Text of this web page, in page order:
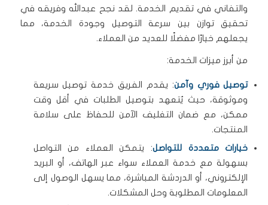
والتفاني في تقديم الخدمة. لقد نجح عبدالله وفريقه في
تحقيق توازن بين سرعة التوصيل وجودة الخدمة، مما
يجعلهم خيارًا مفضلًا للعديد من العملاء.
من أبرز ميزات الخدمة:
توصيل فوري وآمن: يقدم الفريق خدمة توصيل سريعة
وموثوقة، حيث يُتعهد بتوصيل الطلبات في أقل وقت
ممكن، مع ضمان التغليف الآمن للحفاظ على سلامة
المنتجات.
خيارات متعددة للتواصل: يتمكن العملاء من التواصل
بسهولة مع خدمة العملاء سواء عبر الهاتف، أو البريد
الإلكتروني، أو الدردشة المباشرة، مما يسهل الوصول إلى
المعلومات المطلوبة وحل المشكلات.